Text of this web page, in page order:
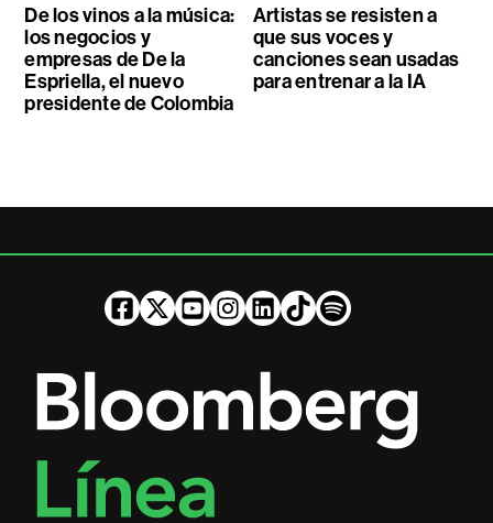
De los vinos a la música:
los negocios y
empresas de De la
Espriella, el nuevo
presidente de Colombia
Artistas se resisten a
que sus voces y
canciones sean usadas
para entrenar a la IA